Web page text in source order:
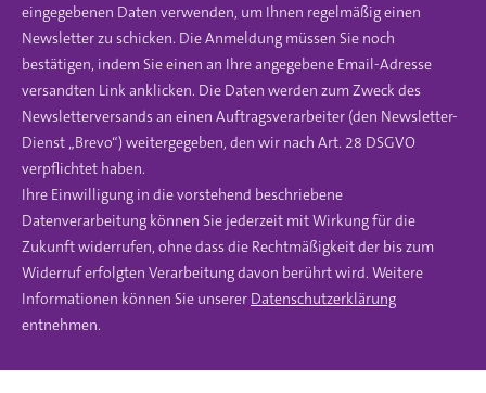
eingegebenen Daten verwenden, um Ihnen regelmäßig einen
Newsletter zu schicken. Die Anmeldung müssen Sie noch
bestätigen, indem Sie einen an Ihre angegebene Email-Adresse
versandten Link anklicken. Die Daten werden zum Zweck des
Newsletterversands an einen Auftragsverarbeiter (den Newsletter-
Dienst „Brevo“) weitergegeben, den wir nach Art. 28 DSGVO
verpflichtet haben.
Ihre Einwilligung in die vorstehend beschriebene
Datenverarbeitung können Sie jederzeit mit Wirkung für die
Zukunft widerrufen, ohne dass die Rechtmäßigkeit der bis zum
Widerruf erfolgten Verarbeitung davon berührt wird. Weitere
Informationen können Sie unserer Datenschutzerklärung
entnehmen.